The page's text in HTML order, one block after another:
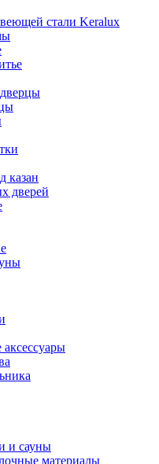
стали Keralux
казан
дверей
и сауны
материалы